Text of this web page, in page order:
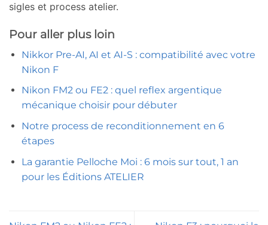
sigles et process atelier.
Pour aller plus loin
Nikkor Pre-AI, AI et AI-S : compatibilité avec votre
Nikon F
Nikon FM2 ou FE2 : quel reflex argentique
mécanique choisir pour débuter
Notre process de reconditionnement en 6
étapes
La garantie Pelloche Moi : 6 mois sur tout, 1 an
pour les Éditions ATELIER